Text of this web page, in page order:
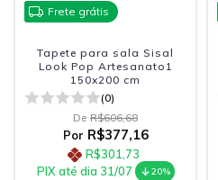
Frete grátis
Tapete para sala Sisal
Look Pop Artesanato1
150x200 cm
(0)
De R$606,68
Por R$377,16
R$301,73
PIX até dia 31/07
20%